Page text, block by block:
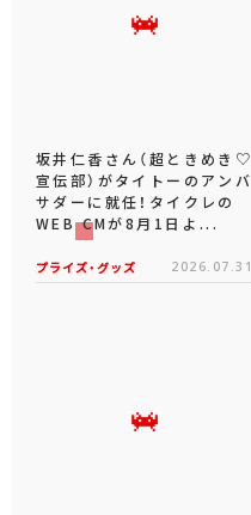
坂井仁香さん（超ときめき♡
宣伝部）がタイトーのアンバ
サダーに就任！タイクレの
WEB CMが8月1日よ...
プライズ・グッズ 2026.07.31